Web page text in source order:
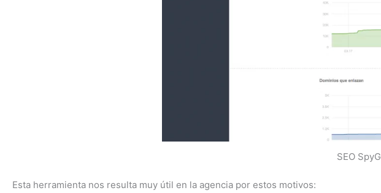
SEO
Esta herramienta nos resulta muy útil en la agencia por estos motivos: